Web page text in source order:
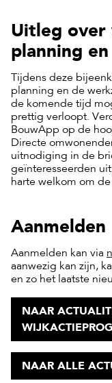
Uitleg over
planning
Tijdens deze
planning en de
de komende tijd
prettig verloopt.
BouwApp op de
Directe
uitnodiging in de
geïnteresseerden
harte welkom om
Aanmelden
Aanmelden kan via
aanwezig kan zijn,
en zo het laatste
NAAR
NAAR ALLE